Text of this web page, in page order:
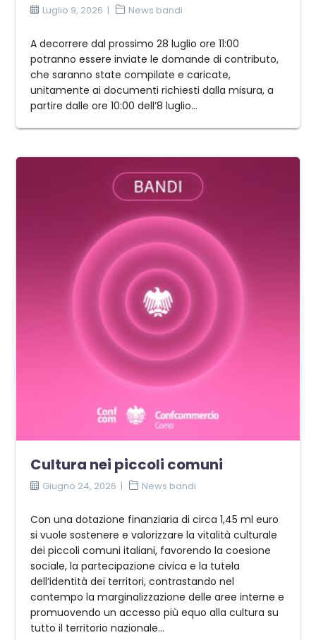
Luglio 9, 2026 News bandi
A decorrere dal prossimo 28 luglio ore 11:00
potranno essere inviate le domande di contributo,
che saranno state compilate e caricate,
unitamente ai documenti richiesti dalla misura, a
partire dalle ore 10:00 dell’8 luglio...
Cultura nei piccoli comuni
Giugno 24, 2026 News bandi
Con una dotazione finanziaria di circa 1,45 ml euro
si vuole sostenere e valorizzare la vitalità culturale
dei piccoli comuni italiani, favorendo la coesione
sociale, la partecipazione civica e la tutela
dell’identità dei territori, contrastando nel
contempo la marginalizzazione delle aree interne e
promuovendo un accesso più equo alla cultura su
tutto il territorio nazionale...